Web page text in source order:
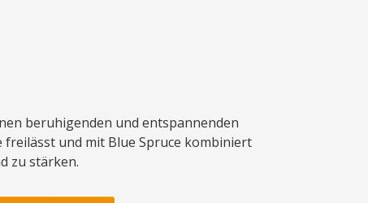
beruhigenden und entspannenden
freilässt und mit Blue Spruce kombiniert
zu stärken.